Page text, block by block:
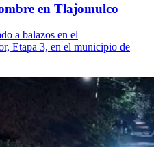
en Tlajomulco
a balazos en el
Etapa 3, en el municipio de